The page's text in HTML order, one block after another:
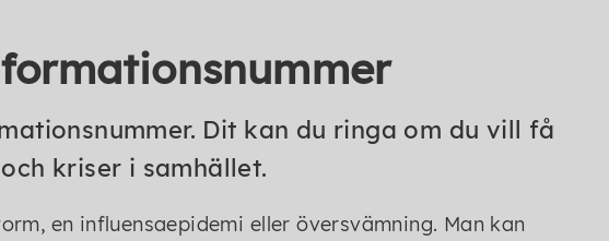
Dit kan du ringa om du vill få
kriser i samhället.
en influensaepidemi eller översvämning. Man kan